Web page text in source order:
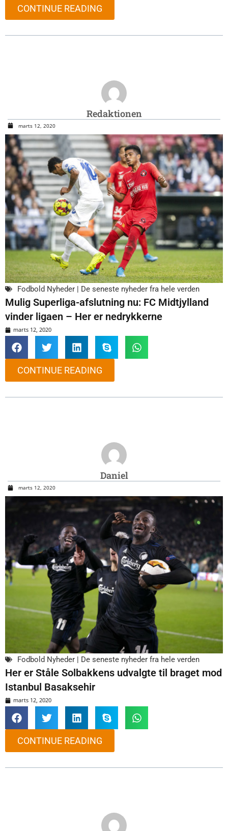
CONTINUE READING
Redaktionen
marts 12, 2020
Fodbold Nyheder | De seneste nyheder fra hele verden
Mulig Superliga-afslutning nu: FC Midtjylland
vinder ligaen – Her er nedrykkerne
marts 12, 2020
CONTINUE READING
Daniel
marts 12, 2020
Fodbold Nyheder | De seneste nyheder fra hele verden
Her er Ståle Solbakkens udvalgte til braget mod
Istanbul Basaksehir
marts 12, 2020
CONTINUE READING